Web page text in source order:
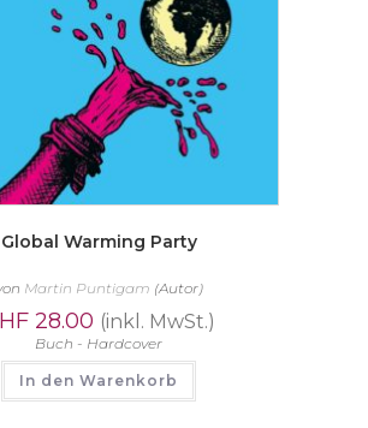
Global Warming Party
Martin Puntigam (Autor)
28.00 (inkl. MwSt.)
Buch - Hardcover
In den Warenkorb